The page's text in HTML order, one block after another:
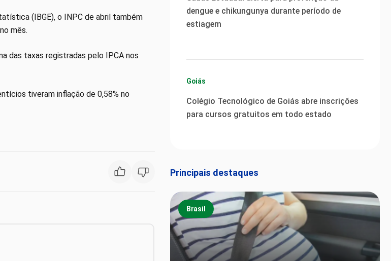
(IBGE), o INPC de abril também
mês.
das taxas registradas pelo IPCA nos
tiveram inflação de 0,58% no
dengue e chikungunya durante período de
estiagem
Goiás
Colégio Tecnológico de Goiás abre inscrições
para cursos gratuitos em todo estado
Principais destaques
Brasil